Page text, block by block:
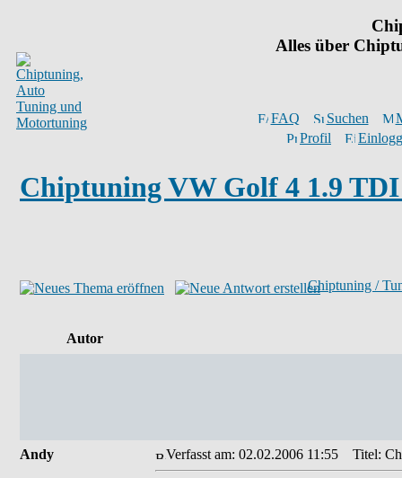
Alles über
FAQ Suchen
Profil
Chiptuning VW Golf 4 1.9
Chiptuning /
Autor
Andy Verfasst am: 02.02.2006 11:55 Titel: